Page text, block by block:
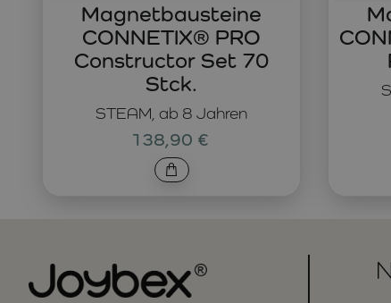
STEAM, ab 8 Jahren
Magnetbausteine
CONNETIX® PRO
Constructor Set 70
Stck.
138,90 €